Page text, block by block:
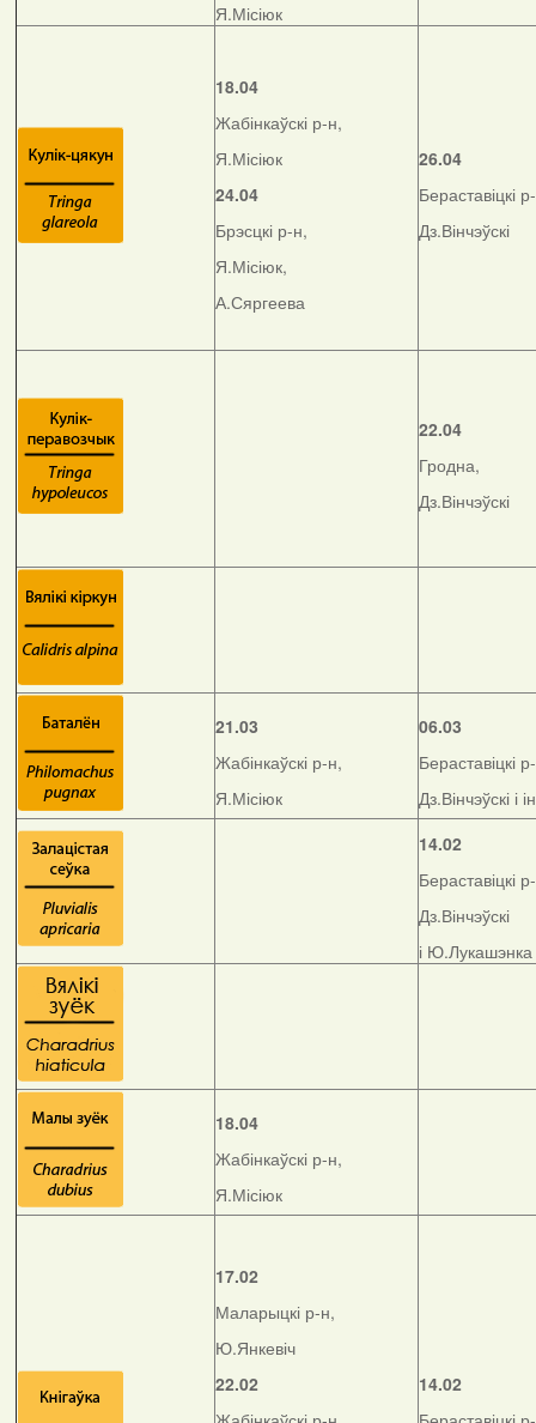
Я.Місіюк
18.04
Жабінкаўскі р-н,
Я.Місіюк
24.04
Брэсцкі р-н,
Я.Місіюк,
А.Сяргеева
26.04
Бераставіцкі
Дз.Вінчэўскі
22.04
Гродна,
Дз.Вінчэўскі
21.03
Жабінкаўскі р-н,
Я.Місіюк
06.03
Бераставіцкі
Дз.Вінчэўскі і
14.02
Бераставіцкі
Дз.Вінчэўскі
і Ю.Лукашэнка
18.04
Жабінкаўскі р-н,
Я.Місіюк
17.02
Маларыцкі р-н,
Ю.Янкевіч
22.02
14.02